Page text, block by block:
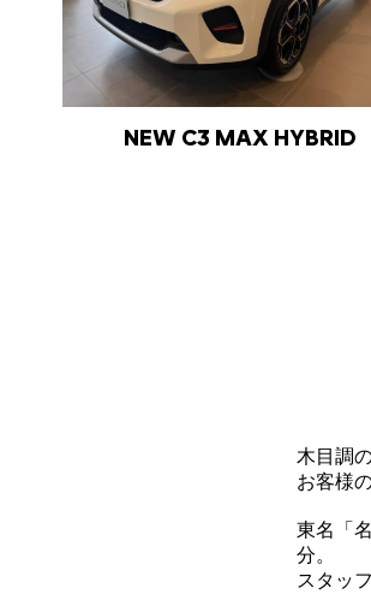
NEW C3 MAX HYBRID
木目調
お客様
東名「
分。
スタッ